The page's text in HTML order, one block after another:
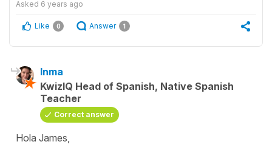
Asked 6 years ago
Like 0 Answer 1
Inma
KwizIQ Head of Spanish, Native Spanish
Teacher
Correct answer
Hola James,